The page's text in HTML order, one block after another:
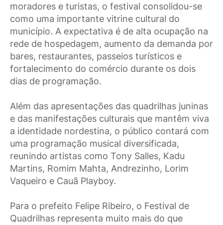
moradores e turistas, o festival consolidou-se
como uma importante vitrine cultural do
município. A expectativa é de alta ocupação na
rede de hospedagem, aumento da demanda por
bares, restaurantes, passeios turísticos e
fortalecimento do comércio durante os dois
dias de programação.
Além das apresentações das quadrilhas juninas
e das manifestações culturais que mantêm viva
a identidade nordestina, o público contará com
uma programação musical diversificada,
reunindo artistas como Tony Salles, Kadu
Martins, Romim Mahta, Andrezinho, Lorim
Vaqueiro e Cauã Playboy.
Para o prefeito Felipe Ribeiro, o Festival de
Quadrilhas representa muito mais do que